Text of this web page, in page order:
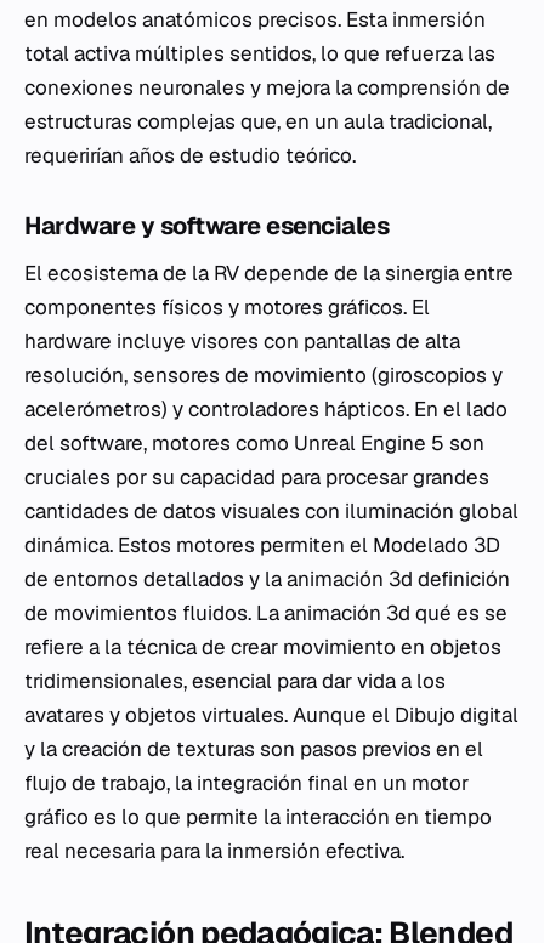
en modelos anatómicos precisos. Esta inmersión
total activa múltiples sentidos, lo que refuerza las
conexiones neuronales y mejora la comprensión de
estructuras complejas que, en un aula tradicional,
requerirían años de estudio teórico.
Hardware y software esenciales
El ecosistema de la RV depende de la sinergia entre
componentes físicos y motores gráficos. El
hardware incluye visores con pantallas de alta
resolución, sensores de movimiento (giroscopios y
acelerómetros) y controladores hápticos. En el lado
del software, motores como Unreal Engine 5 son
cruciales por su capacidad para procesar grandes
cantidades de datos visuales con iluminación global
dinámica. Estos motores permiten el Modelado 3D
de entornos detallados y la animación 3d definición
de movimientos fluidos. La animación 3d qué es se
refiere a la técnica de crear movimiento en objetos
tridimensionales, esencial para dar vida a los
avatares y objetos virtuales. Aunque el Dibujo digital
y la creación de texturas son pasos previos en el
flujo de trabajo, la integración final en un motor
gráfico es lo que permite la interacción en tiempo
real necesaria para la inmersión efectiva.
Integración pedagógica: Blended